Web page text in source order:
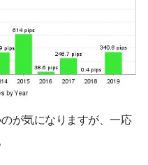
が気になりますが、一応